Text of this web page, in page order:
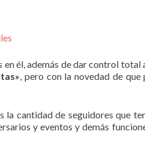
él, además de dar control total
, pero con la novedad de que
cantidad de seguidores que
y eventos y demás